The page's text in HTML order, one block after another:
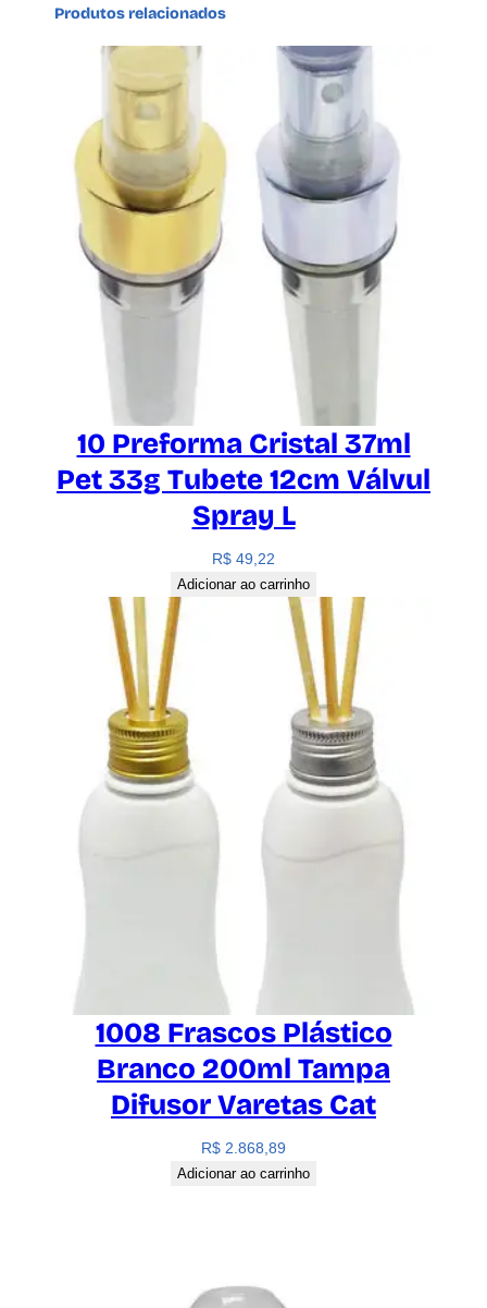
Produtos relacionados
10 Preforma Cristal 37ml
Pet 33g Tubete 12cm Válvul
Spray L
R$ 49,22
Adicionar ao carrinho
1008 Frascos Plástico
Branco 200ml Tampa
Difusor Varetas Cat
R$ 2.868,89
Adicionar ao carrinho